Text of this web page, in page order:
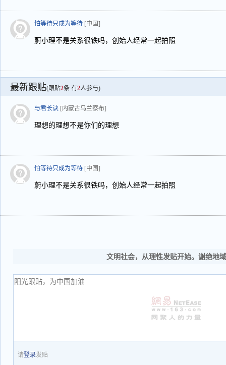
怕等待只成为等待 [中国]
蔚小理不是关系很铁吗，创始人经常一起拍照
最新跟贴(跟贴2条 有2人参与)
与君长诀 [内蒙古乌兰察布]
理想的理想不是你们的理想
怕等待只成为等待 [中国]
蔚小理不是关系很铁吗，创始人经常一起拍照
文明社会，从理性发贴开始。谢绝地
请登录发贴